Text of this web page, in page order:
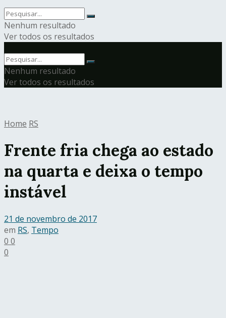
Nenhum resultado
Ver todos os resultados
Nenhum resultado
Ver todos os resultados
Home RS
Frente fria chega ao estado
na quarta e deixa o tempo
instável
21 de novembro de 2017
em RS, Tempo
0 0
0